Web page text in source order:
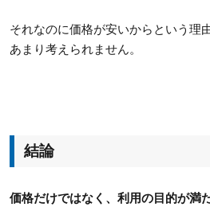
それなのに価格が安いからという理
あまり考えられません。
結論
価格だけではなく、利用の目的が満